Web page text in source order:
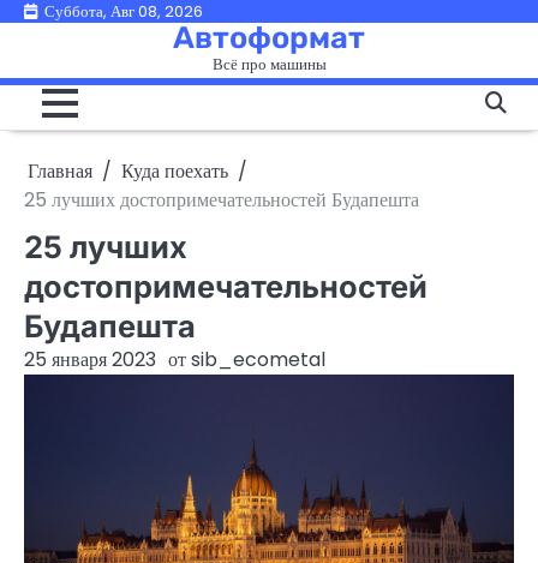
ПерейтиСуббота, Авг 08, 2026
Автоформат
Всё про машины
Главная
Куда поехать
25 лучших достопримечательностей Будапешта
25 лучших
достопримечательностей
Будапешта
25 января 2023 отsib_ecometal